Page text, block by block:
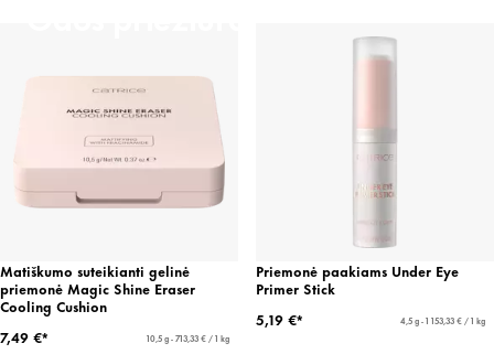
Matiškumo suteikianti gelinė
priemonė Magic Shine Eraser
Cooling Cushion
7,49 €*
10,5 g - 713,33 € / 1 kg
Priemonė paakiams Under Eye
Primer Stick
5,19 €*
4,5 g - 1 153,33 € / 1 kg